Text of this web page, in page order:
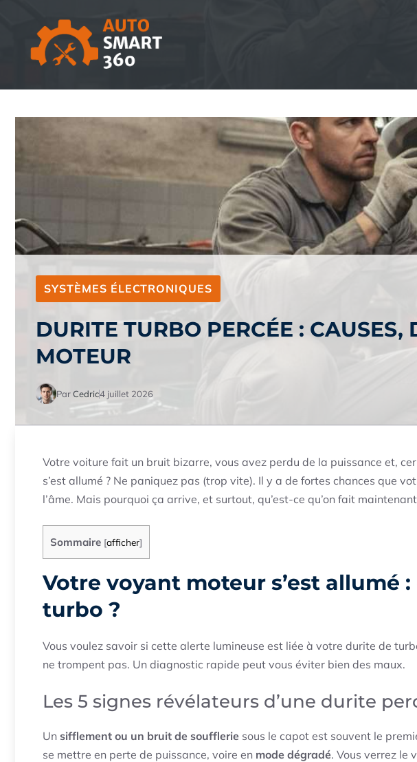
contenu
SYSTÈMES ÉLECTRONIQUES
DURITE TURBO PERCÉE : CAUSES,
MOTEUR
ParCedric4 juillet 2026
Votre voiture fait un bruit bizarre, vous avez perdu de la puissance et,
s’est allumé ? Ne paniquez pas (trop vite). Il y a de fortes chances que
l’âme. Mais pourquoi ça arrive, et surtout, qu’est-ce qu’on fait
Sommaire [afficher]
Votre voyant moteur s’est allumé
turbo ?
Vous voulez savoir si cette alerte lumineuse est liée à votre durite de
ne trompent pas. Un diagnostic rapide peut vous éviter bien des maux.
Les 5 signes révélateurs d’une durite
Un sifflement ou un bruit de soufflerie sous le capot est souvent le
se mettre en perte de puissance, voire en mode dégradé. Vous verrez le